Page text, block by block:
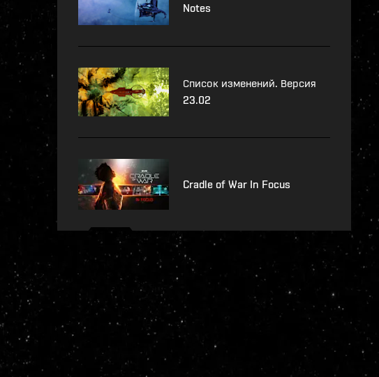
Notes
Список изменений. Версия
23.02
Cradle of War In Focus